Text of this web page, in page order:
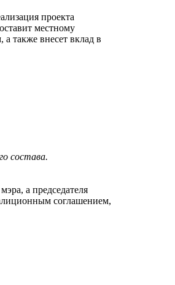
проекта
местному
также внесет вклад в
состава.
а председателя
соглашением,